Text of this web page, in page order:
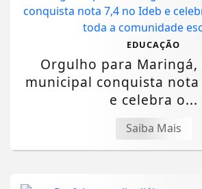
EDUCAÇÃO
Orgulho para Maringá,
municipal conquista
e celebra o...
Saiba Mais